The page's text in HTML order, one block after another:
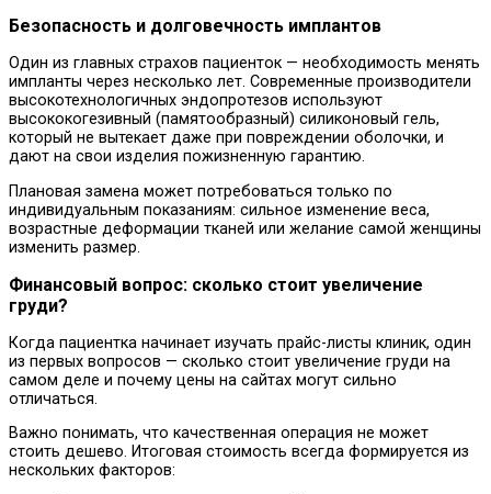
Безопасность и долговечность имплантов
Один из главных страхов пациенток — необходимость менять
импланты через несколько лет. Современные производители
высокотехнологичных эндопротезов используют
высококогезивный (памятообразный) силиконовый гель,
который не вытекает даже при повреждении оболочки, и
дают на свои изделия пожизненную гарантию.
Плановая замена может потребоваться только по
индивидуальным показаниям: сильное изменение веса,
возрастные деформации тканей или желание самой женщины
изменить размер.
Финансовый вопрос: сколько стоит увеличение
груди?
Когда пациентка начинает изучать прайс-листы клиник, один
из первых вопросов — сколько стоит увеличение груди на
самом деле и почему цены на сайтах могут сильно
отличаться.
Важно понимать, что качественная операция не может
стоить дешево. Итоговая стоимость всегда формируется из
нескольких факторов: